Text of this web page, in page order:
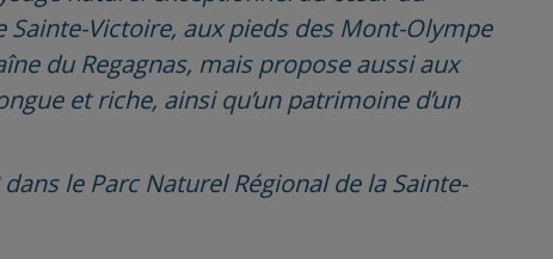
Victoire, aux pieds des Mont-Olympe
du Regagnas, mais propose aussi aux
et riche, ainsi qu’un patrimoine d’un
le Parc Naturel Régional de la Sainte-